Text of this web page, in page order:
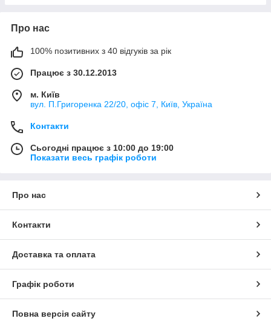
Про нас
100% позитивних з 40 відгуків за рік
Працює з 30.12.2013
м. Київ
вул. П.Григоренка 22/20, офіс 7, Київ, Україна
Контакти
Сьогодні працює з 10:00 до 19:00
Показати весь графік роботи
Про нас
Контакти
Доставка та оплата
Графік роботи
Повна версія сайту